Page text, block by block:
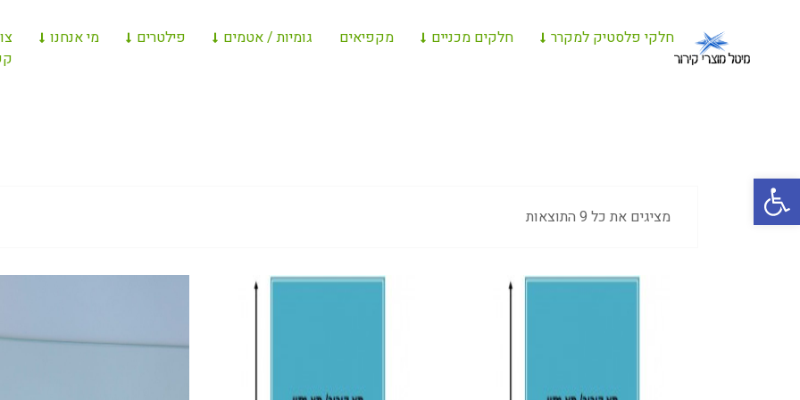
פתח סרגל נגישות
חלקי פלסטיק למקרר חלקים מכניים מקפיאים גומיות / אטמים פילטרים מי אנחנו
מציגים את כל ⁦9⁩ התוצאות